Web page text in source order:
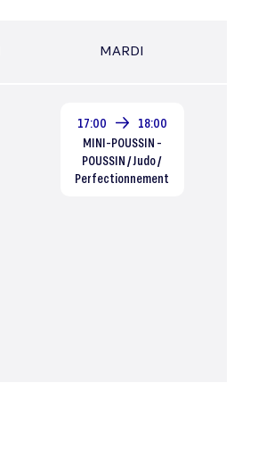
MARDI
17:00
18:00
MINI-POUSSIN -
POUSSIN / Judo /
Perfectionnement